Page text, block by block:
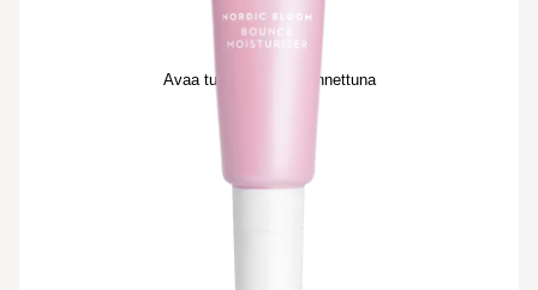
Avaa tuotekuva suurennettuna